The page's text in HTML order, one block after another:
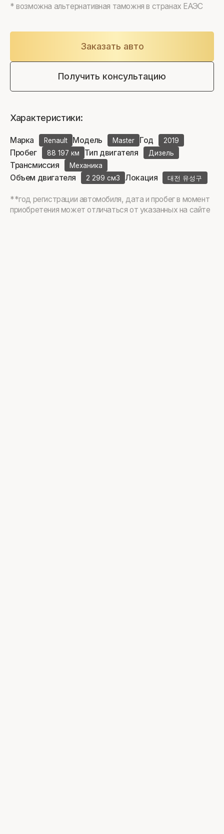
* возможна альтернативная таможня в странах ЕАЭС
Заказать авто
Получить консультацию
Характеристики:
Марка Renault Модель Master Год 2019
Пробег 88 197 км Тип двигателя Дизель
Трансмиссия Механика
Объем двигателя 2 299 см3 Локация 대전 유성구
**год регистрации автомобиля, дата и пробег в момент
приобретения может отличаться от указанных на сайте